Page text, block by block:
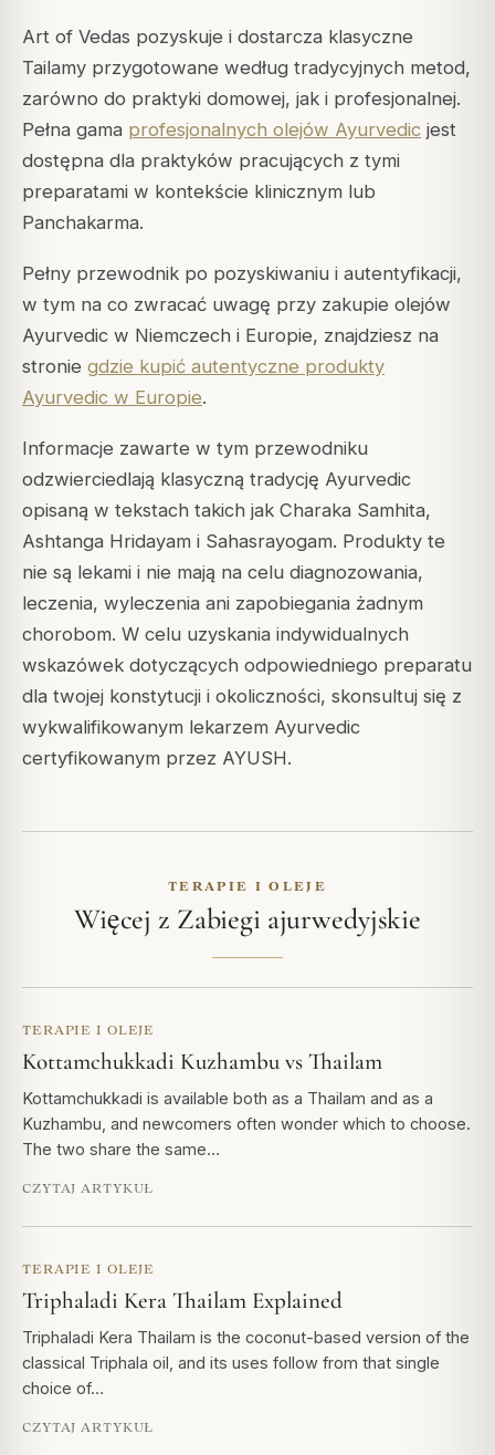
Art of Vedas pozyskuje i dostarcza klasyczne
Tailamy przygotowane według tradycyjnych metod,
zarówno do praktyki domowej, jak i profesjonalnej.
Pełna gama profesjonalnych olejów Ayurvedic jest
dostępna dla praktyków pracujących z tymi
preparatami w kontekście klinicznym lub
Panchakarma.
Pełny przewodnik po pozyskiwaniu i autentyfikacji,
w tym na co zwracać uwagę przy zakupie olejów
Ayurvedic w Niemczech i Europie, znajdziesz na
stronie gdzie kupić autentyczne produkty
Ayurvedic w Europie.
Informacje zawarte w tym przewodniku
odzwierciedlają klasyczną tradycję Ayurvedic
opisaną w tekstach takich jak Charaka Samhita,
Ashtanga Hridayam i Sahasrayogam. Produkty te
nie są lekami i nie mają na celu diagnozowania,
leczenia, wyleczenia ani zapobiegania żadnym
chorobom. W celu uzyskania indywidualnych
wskazówek dotyczących odpowiedniego preparatu
dla twojej konstytucji i okoliczności, skonsultuj się z
wykwalifikowanym lekarzem Ayurvedic
certyfikowanym przez AYUSH.
TERAPIE I OLEJE
Więcej z Zabiegi ajurwedyjskie
TERAPIE I OLEJE
Kottamchukkadi Kuzhambu vs Thailam
Kottamchukkadi is available both as a Thailam and as a
Kuzhambu, and newcomers often wonder which to choose.
The two share the same…
CZYTAJ ARTYKUŁ
TERAPIE I OLEJE
Triphaladi Kera Thailam Explained
Triphaladi Kera Thailam is the coconut-based version of the
classical Triphala oil, and its uses follow from that single
choice of…
CZYTAJ ARTYKUŁ